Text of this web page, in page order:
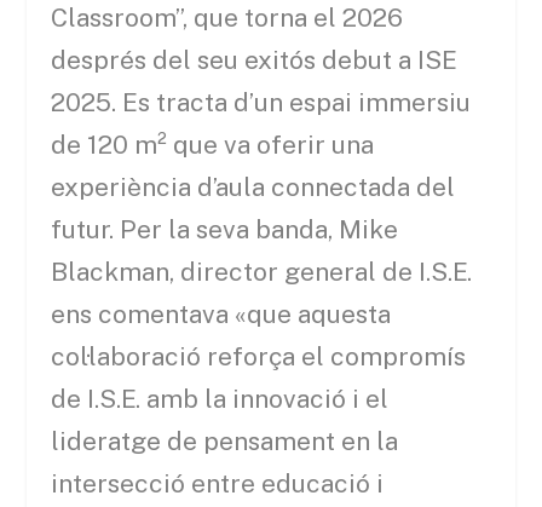
Classroom”, que torna el 2026
després del seu exitós debut a ISE
2025. Es tracta d’un espai immersiu
de 120 m² que va oferir una
experiència d’aula connectada del
futur. Per la seva banda, Mike
Blackman, director general de I.S.E.
ens comentava «que aquesta
col·laboració reforça el compromís
de I.S.E. amb la innovació i el
lideratge de pensament en la
intersecció entre educació i